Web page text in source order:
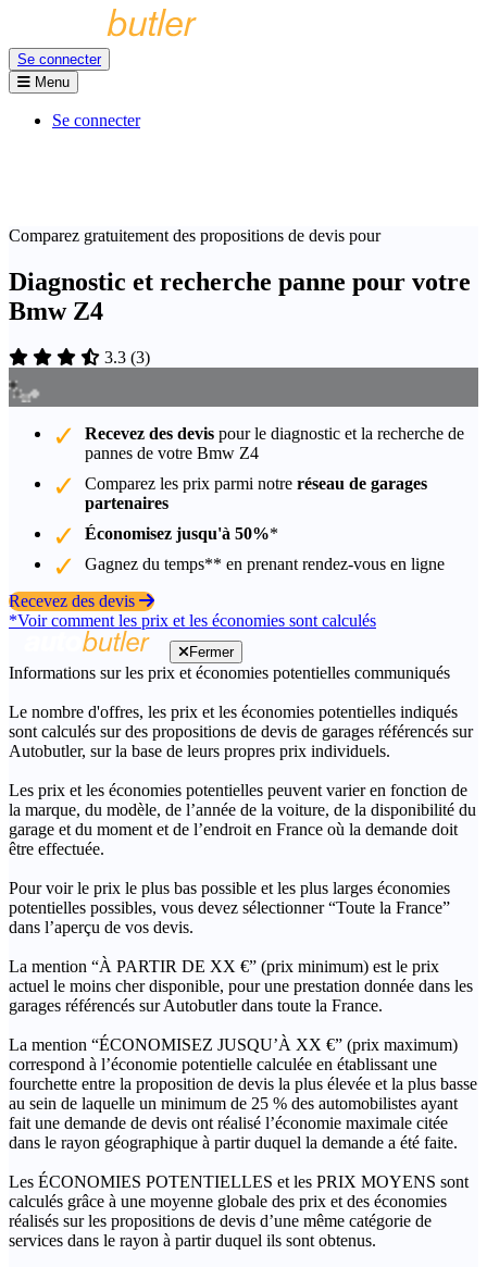
Se connecter
Menu
Se connecter
Comparez gratuitement des propositions de devis pour
Diagnostic et recherche panne pour votre
Bmw Z4
3.3 (3)
Recevez des devis pour le diagnostic et la recherche de
pannes de votre Bmw Z4
Comparez les prix parmi notre réseau de garages
partenaires
Économisez jusqu'à 50%*
Gagnez du temps** en prenant rendez-vous en ligne
Recevez des devis
*Voir comment les prix et les économies sont calculés
Fermer
Informations sur les prix et économies potentielles communiqués
Le nombre d'offres, les prix et les économies potentielles indiqués
sont calculés sur des propositions de devis de garages référencés sur
Autobutler, sur la base de leurs propres prix individuels.
Les prix et les économies potentielles peuvent varier en fonction de
la marque, du modèle, de l’année de la voiture, de la disponibilité du
garage et du moment et de l’endroit en France où la demande doit
être effectuée.
Pour voir le prix le plus bas possible et les plus larges économies
potentielles possibles, vous devez sélectionner “Toute la France”
dans l’aperçu de vos devis.
La mention “À PARTIR DE XX €” (prix minimum) est le prix
actuel le moins cher disponible, pour une prestation donnée dans les
garages référencés sur Autobutler dans toute la France.
La mention “ÉCONOMISEZ JUSQU’À XX €” (prix maximum)
correspond à l’économie potentielle calculée en établissant une
fourchette entre la proposition de devis la plus élevée et la plus basse
au sein de laquelle un minimum de 25 % des automobilistes ayant
fait une demande de devis ont réalisé l’économie maximale citée
dans le rayon géographique à partir duquel la demande a été faite.
Les ÉCONOMIES POTENTIELLES et les PRIX MOYENS sont
calculés grâce à une moyenne globale des prix et des économies
réalisés sur les propositions de devis d’une même catégorie de
services dans le rayon à partir duquel ils sont obtenus.